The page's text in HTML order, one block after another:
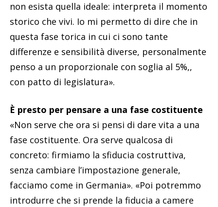
non esista quella ideale: interpreta il momento
storico che vivi. Io mi permetto di dire che in
questa fase torica in cui ci sono tante
differenze e sensibilità diverse, personalmente
penso a un proporzionale con soglia al 5%,,
con patto di legislatura».
È presto per pensare a una fase costituente
«Non serve che ora si pensi di dare vita a una
fase costituente. Ora serve qualcosa di
concreto: firmiamo la sfiducia costruttiva,
senza cambiare l’impostazione generale,
facciamo come in Germania». «Poi potremmo
introdurre che si prende la fiducia a camere